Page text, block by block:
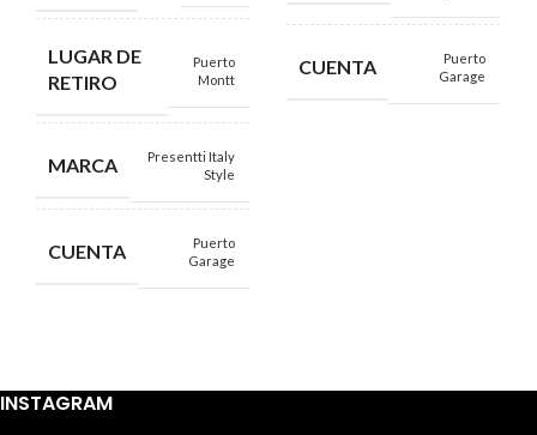
LUGAR DE
RETIRO
Puerto
Montt
MARCA
Presentti Italy
Style
CUENTA
Puerto
Garage
CUENTA
Puerto
Garage
INSTAGRAM